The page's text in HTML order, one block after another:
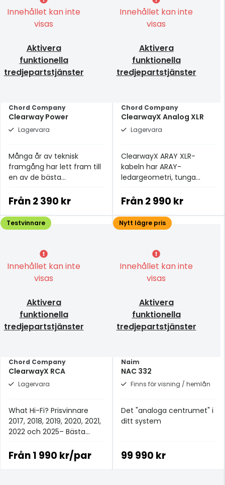
Innehållet kan inte
visas
Aktivera
funktionella
tredjepartstjänster
Chord Company
Clearway Power
Lagervara
Många år av teknisk
framgång har lett fram till
en av de bästa
prisklassen.
Från2 390 kr
Innehållet kan inte
visas
Aktivera
funktionella
tredjepartstjänster
Chord Company
ClearwayX Analog XLR
Lagervara
ClearwayX ARAY XLR-
kabeln har ARAY-
ledargeometri, tunga
XLPE-isolering och
Från2 990 kr
Innehållet kan inte
visas
Aktivera
funktionella
tredjepartstjänster
Chord Company
ClearwayX RCA
Lagervara
What Hi-Fi? Prisvinnare
2017, 2018, 2019, 2020, 2021,
2022 och 2025– Bästa
£100+.
Testvinnare
Från1 990 kr/par
Innehållet kan inte
visas
Aktivera
funktionella
tredjepartstjänster
Naim
NAC 332
Finns för visning / hemlån
Det "analoga centrumet" i
ditt system
Nytt lägre pris
99 990 kr